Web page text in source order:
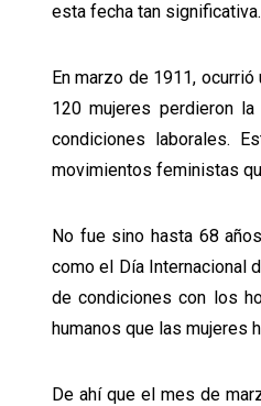
esta fecha tan significativa.
En marzo de 1911,
120 mujeres perdieron
condiciones laborales.
movimientos feministas
No fue sino hasta 68
como el Día Internacional
de condiciones con los
humanos que las mujeres
De ahí que el mes de